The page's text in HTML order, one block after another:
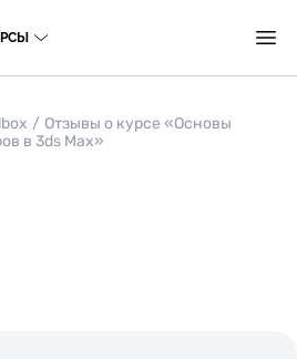
/ Отзывы о курсе «Основы
в 3ds Max»